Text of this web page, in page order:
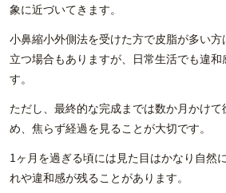
象に近づいてきます。
小鼻縮小外側法を受けた方で皮脂が多い
立つ場合もありますが、日常生活でも違
す。
ただし、最終的な完成までは数か月かけ
め、焦らず経過を見ることが大切です。
1ヶ月を過ぎる頃には見た目はかなり自然
れや違和感が残ることがあります。